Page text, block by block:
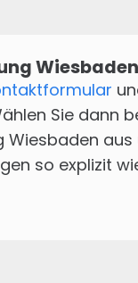
Wiesbaden
Sie dann
Wiesbaden aus
so explizit